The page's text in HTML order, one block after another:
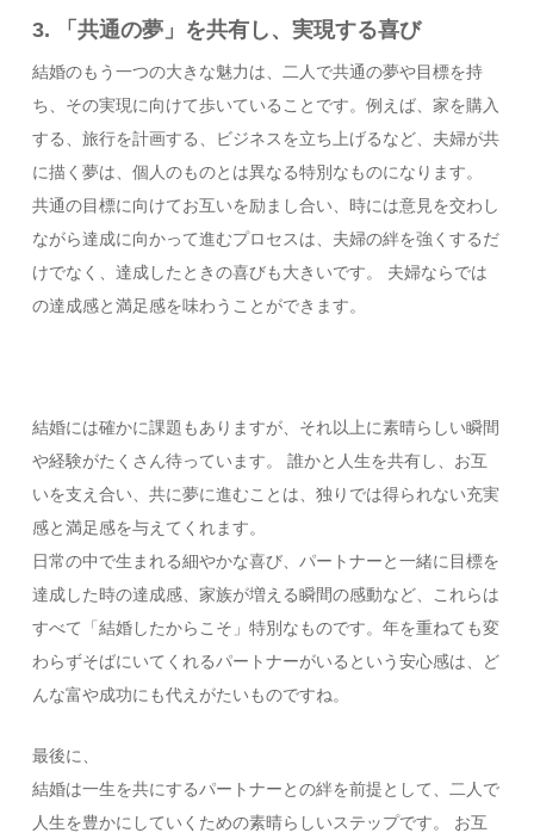
3. 「共通の夢」を共有し、実現する喜び
結婚のもう一つの大きな魅力は、二人で共通の夢や目標を持
ち、その実現に向けて歩いていることです。例えば、家を購入
する、旅行を計画する、ビジネスを立ち上げるなど、夫婦が共
に描く夢は、個人のものとは異なる特別なものになります。
共通の目標に向けてお互いを励まし合い、時には意見を交わし
ながら達成に向かって進むプロセスは、夫婦の絆を強くするだ
けでなく、達成したときの喜びも大きいです。 夫婦ならでは
の達成感と満足感を味わうことができます。
結婚には確かに課題もありますが、それ以上に素晴らしい瞬間
や経験がたくさん待っています。 誰かと人生を共有し、お互
いを支え合い、共に夢に進むことは、独りでは得られない充実
感と満足感を与えてくれます。
日常の中で生まれる細やかな喜び、パートナーと一緒に目標を
達成した時の達成感、家族が増える瞬間の感動など、これらは
すべて「結婚したからこそ」特別なものです。年を重ねても変
わらずそばにいてくれるパートナーがいるという安心感は、ど
んな富や成功にも代えがたいものですね。
最後に、
結婚は一生を共にするパートナーとの絆を前提として、二人で
人生を豊かにしていくための素晴らしいステップです。 お互